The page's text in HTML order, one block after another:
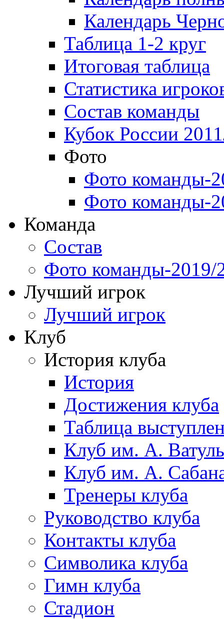
Календарь
Таблица 1-2 круг
Итоговая таблица
Статистика
Состав команды
Кубок России
Фото
Фото команды-
Фото команды-
Команда
Состав
Фото команды-2019/
Лучший игрок
Лучший игрок
Клуб
История клуба
История
Достижения клуба
Таблица
Клуб им. А.
Клуб им. А.
Тренеры клуба
Руководство клуба
Контакты клуба
Символика клуба
Гимн клуба
Стадион